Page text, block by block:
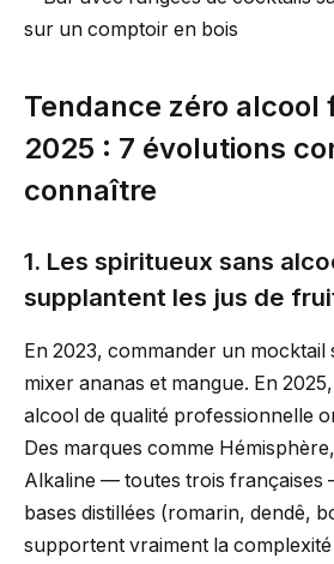
Tendance zéro alcool
2025 : 7 évolutions
connaître
1. Les spiritueux sans
supplantent les jus de
En 2023, commander un mocktail
mixer ananas et mangue. En
alcool de qualité professionnelle
Des marques comme
Alkaline — toutes trois françaises
bases distillées (romarin, dendê,
supportent vraiment la complexité